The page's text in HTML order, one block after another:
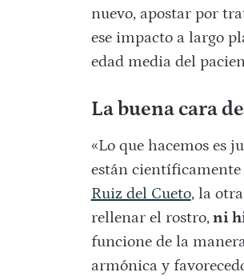
nuevo, apostar por
ese impacto a largo
edad media del
La buena cara
«Lo que hacemos es
están científicamente
Ruiz del Cueto, la
rellenar el rostro,ni
funcione de la
armónica y